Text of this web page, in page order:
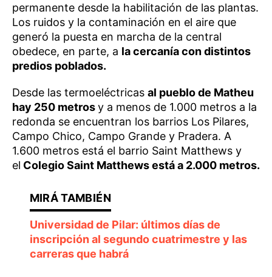
permanente desde la habilitación de las plantas.
Los ruidos y la contaminación en el aire que
generó la puesta en marcha de la central
obedece, en parte, a la cercanía con distintos
predios poblados.
Desde las termoeléctricas al pueblo de Matheu
hay 250 metrosy a menos de 1.000 metros a la
redonda se encuentran los barrios Los Pilares,
Campo Chico, Campo Grande y Pradera. A
1.600 metros está el barrio Saint Matthews y
el Colegio Saint Matthews está a 2.000 metros.
Universidad de Pilar: últimos días de
inscripción al segundo cuatrimestre y las
carreras que habrá